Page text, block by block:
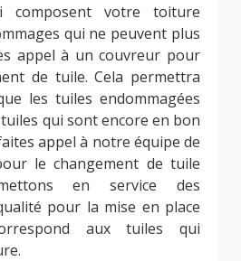
votre toiture
qui ne peuvent plus
appel à un couvreur pour
de tuile. Cela permettra
les tuiles endommagées
qui sont encore en bon
appel à notre équipe de
le changement de tuile
en service des
pour la mise en place
aux tuiles qui